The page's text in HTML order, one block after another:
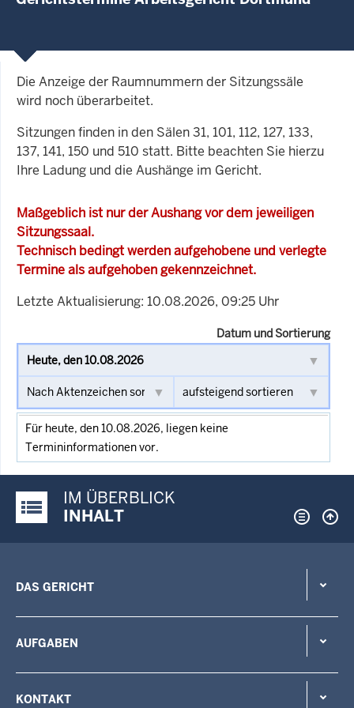
Die Anzeige der Raumnummern der Sitzungssäle
wird noch überarbeitet.
Sitzungen finden in den Sälen 31, 101, 112, 127, 133,
137, 141, 150 und 510 statt. Bitte beachten Sie hierzu
Ihre Ladung und die Aushänge im Gericht.
Maßgeblich ist nur der Aushang vor dem jeweiligen
Sitzungssaal.
Technisch bedingt werden aufgehobene und verlegte
Termine als aufgehoben gekennzeichnet.
Letzte Aktualisierung: 10.08.2026, 09:25 Uhr
Datum und Sortierung
Für heute, den 10.08.2026, liegen keine
Termininformationen vor.
Justiz-Portal im Überblick:
IM ÜBERBLICK
INHALT
DAS GERICHT
AUFGABEN
KONTAKT